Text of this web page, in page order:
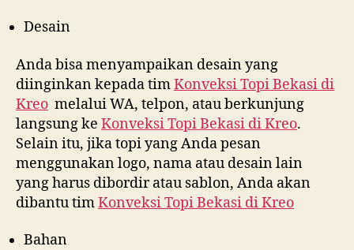
Desain
Anda bisa menyampaikan desain yang
diinginkan kepada timKonveksi Topi Bekasi di
Kreo melalui WA, telpon, atau berkunjung
langsung ke Konveksi Topi Bekasi diKreo.
Selain itu, jika topi yang Anda pesan
menggunakan logo, nama atau desain lain
yang harus dibordir atau sablon, Anda akan
dibantu timKonveksi Topi Bekasi diKreo
Bahan